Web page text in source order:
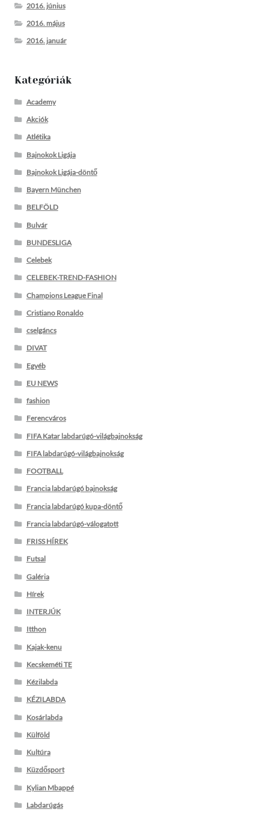
2016. június
2016. május
2016. január
Kategóriák
Academy
Akciók
Atlétika
Bajnokok Ligája
Bajnokok Ligája-döntő
Bayern München
BELFÖLD
Bulvár
BUNDESLIGA
Celebek
CELEBEK-TREND-FASHION
Champions League Final
Cristiano Ronaldo
cselgáncs
DIVAT
Egyéb
EU NEWS
fashion
Ferencváros
FIFA Katar labdarúgó-világbajnokság
FIFA labdarúgó-világbajnokság
FOOTBALL
Francia labdarúgó bajnokság
Francia labdarúgó kupa-döntő
Francia labdarúgó-válogatott
FRISS HÍREK
Futsal
Galéria
Hírek
INTERJÚK
Itthon
Kajak-kenu
Kecskeméti TE
Kézilabda
KÉZILABDA
Kosárlabda
Külföld
Kultúra
Küzdősport
Kylian Mbappé
Labdarúgás